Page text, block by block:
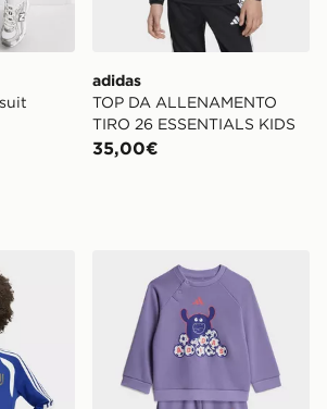
adidas
TOP DA ALLENAMENTO
TIRO 26 ESSENTIALS KIDS
35,00€
Tiro26 Competition
adidas Set Jogger